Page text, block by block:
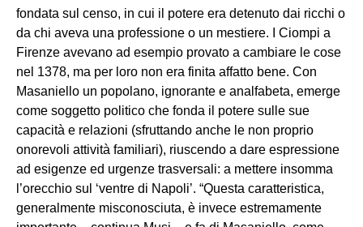
fondata sul censo, in cui il potere era detenuto dai ricchi o
da chi aveva una professione o un mestiere. I Ciompi a
Firenze avevano ad esempio provato a cambiare le cose
nel 1378, ma per loro non era finita affatto bene. Con
Masaniello un popolano, ignorante e analfabeta, emerge
come soggetto politico che fonda il potere sulle sue
capacità e relazioni (sfruttando anche le non proprio
onorevoli attività familiari), riuscendo a dare espressione
ad esigenze ed urgenze trasversali: a mettere insomma
l’orecchio sul ‘ventre di Napoli’. “Questa caratteristica,
generalmente misconosciuta, è invece estremamente